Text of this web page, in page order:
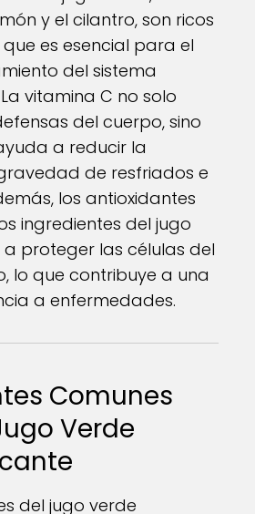
y el cilantro, son ricos
es esencial para el
del sistema
vitamina C no solo
del cuerpo, sino
a reducir la
de resfriados e
los antioxidantes
ingredientes del jugo
proteger las células del
lo que contribuye a una
a enfermedades.
Comunes
Verde
del jugo verde